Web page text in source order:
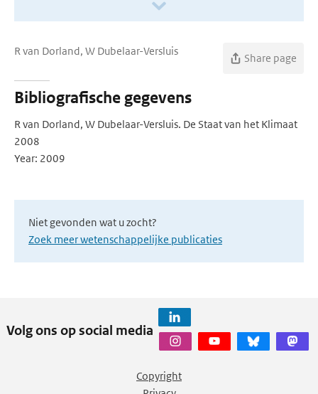
R van Dorland, W Dubelaar-Versluis
Share page
Bibliografische gegevens
R van Dorland, W Dubelaar-Versluis. De Staat van het Klimaat
2008
Year: 2009
Niet gevonden wat u zocht?
Zoek meer wetenschappelijke publicaties
Volg ons op social media
Copyright